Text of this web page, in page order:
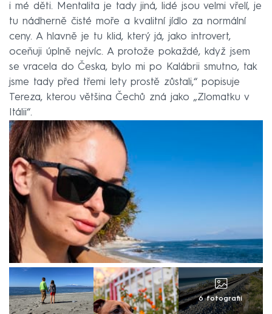
i mé děti. Mentalita je tady jiná, lidé jsou velmi vřelí, je
tu nádherně čisté moře a kvalitní jídlo za normální
ceny. A hlavně je tu klid, který já, jako introvert,
oceňuji úplně nejvíc. A protože pokaždé, když jsem
se vracela do Česka, bylo mi po Kalábrii smutno, tak
jsme tady před třemi lety prostě zůstali,“ popisuje
Tereza, kterou většina Čechů zná jako „Zlomatku v
Itálii“.
6 fotografií